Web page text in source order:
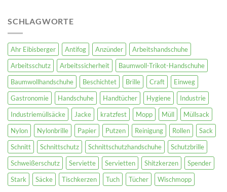
SCHLAGWORTE
Ahr Eibisberger Antifog Anzünder
Arbeitshandschuhe
Arbeitsschutz
Arbeitssicherheit
Baumwoll-Trikot-Handschuhe
Baumwollhandschuhe
Beschichtet Brille Craft
Einweg
Gastronomie
Handschuhe Handtücher Hygiene
Industrie
Industriemüllsäcke
Jacke kratzfest Mopp Müll
Müllsack
Nylon
Nylonbrille Papier Putzen Reinigung Rollen
Sack
Schnitt
Schnittschutz Schnittschutzhandschuhe
Schutzbrille
Schweißerschutz
Serviette Servietten Shitzkerzen
Spender
Stark
Säcke Tischkerzen Tuch Tücher Wischmopp